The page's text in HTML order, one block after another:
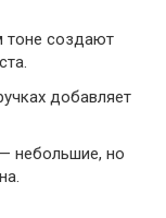
тоне создают
добавляет
небольшие, но